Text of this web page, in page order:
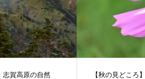
志賀高原の自然
【秋の見どころ